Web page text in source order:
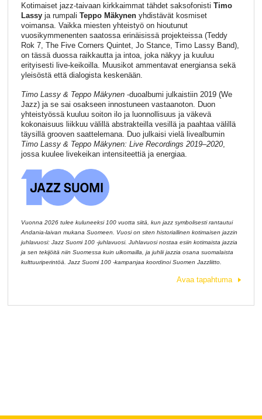
Kotimaiset jazz-taivaan kirkkaimmat tähdet saksofonisti Timo
Lassyja rumpali Teppo Mäkynenyhdistävät kosmiset
voimansa. Vaikka miesten yhteistyö on hioutunut
vuosikymmenenten saatossa erinäisissä projekteissa (Teddy
Rok 7, The Five Corners Quintet, Jo Stance, Timo Lassy Band),
on tässä duossa raikkautta ja intoa, joka näkyy ja kuuluu
erityisesti live-keikoilla. Muusikot ammentavat energiansa sekä
yleisöstä että dialogista keskenään.
Timo Lassy & Teppo Mäkynen-duoalbumi julkaistiin 2019 (We
Jazz) ja se sai osakseen innostuneen vastaanoton. Duon
yhteistyössä kuuluu soiton ilo ja luonnollisuus ja väkevä
kokonaisuus liikkuu välillä abstrakteilla vesillä ja paahtaa välillä
täysillä grooven saattelemana. Duo julkaisi vielä livealbumin
Timo Lassy & Teppo Mäkynen: Live Recordings 2019–2020,
jossa kuulee livekeikan intensiteettiä ja energiaa.
Vuonna 2026 tulee kuluneeksi 100 vuotta siitä, kun jazz symbolisesti rantautui
Andania-laivan mukana Suomeen. Vuosi on siten historiallinen kotimaisen jazzin
juhlavuosi: Jazz Suomi 100 -juhlavuosi. Juhlavuosi nostaa esiin kotimaista jazzia
ja sen tekijöitä niin Suomessa kuin ulkomailla, ja juhlii jazzia osana suomalaista
kulttuuriperintöä. Jazz Suomi 100 -kampanjaa koordinoi Suomen Jazzliitto.
Avaa tapahtuma